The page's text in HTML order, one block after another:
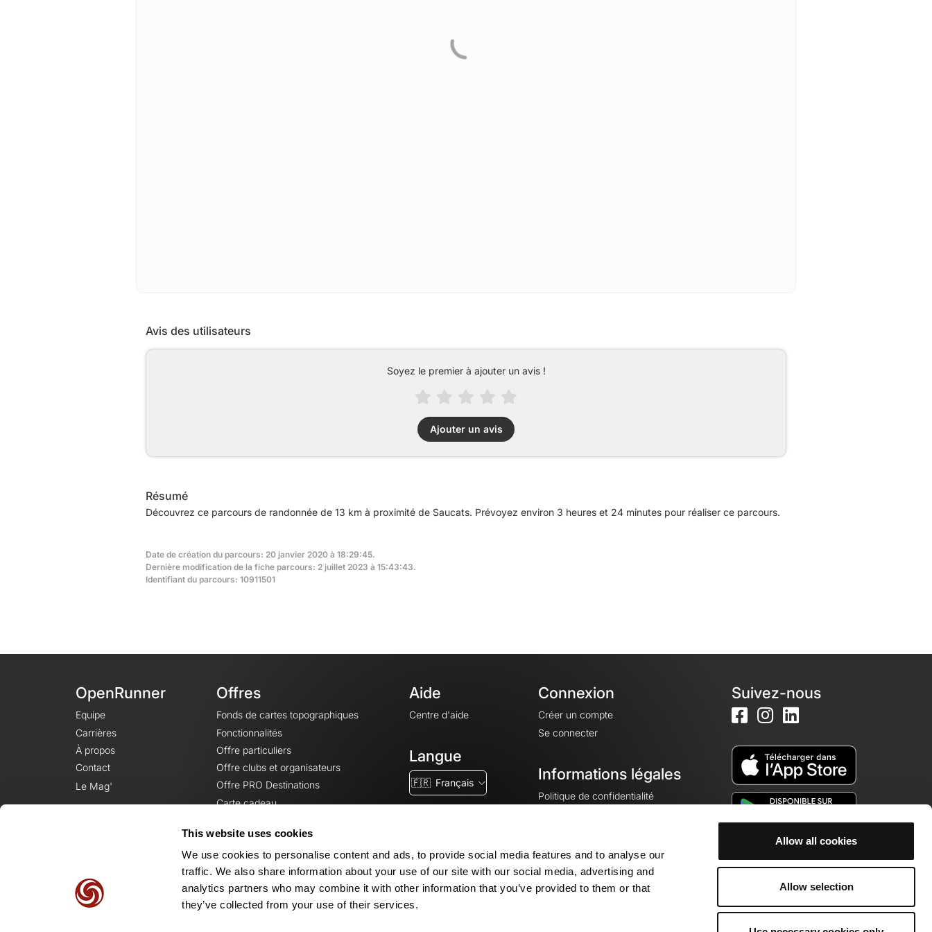
This website uses cookies
We use cookies to personalise content and ads, to provide social media features and to analyse our
traffic. We also share information about your use of our site with our social media, advertising and
analytics partners who may combine it with other information that you’ve provided to them or that
they’ve collected from your use of their services.
Allow all cookies
Allow selection
Avis des utilisateurs
Soyez le premier à ajouter un avis !
Ajouter un avis
Résumé
Découvrez ce parcours de randonnée de 13 km à proximité de Saucats. Prévoyez environ 3 heures et 24 minutes pour réaliser ce parcours.
Date de création du parcours: 20 janvier 2020 à 18:29:45.
Dernière modification de la fiche parcours: 2 juillet 2023 à 15:43:43.
Identifiant du parcours: 10911501
OpenRunner
Equipe
Carrières
À propos
Contact
Le Mag'
Offres
Fonds de cartes topographiques
Fonctionnalités
Offre particuliers
Offre clubs et organisateurs
Offre PRO Destinations
Carte cadeau
Aide
Centre d'aide
Langue
🇫🇷 Français
Connexion
Créer un compte
Se connecter
Informations légales
Politique de confidentialité
Mentions légales
Paramètres des cookies
Suivez-nous